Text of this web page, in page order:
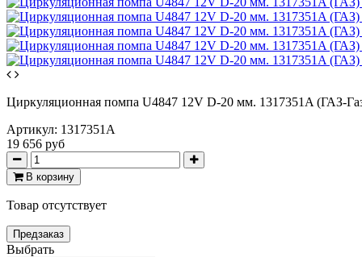
Циркуляционная помпа U4847 12V D-20 мм. 1317351A (ГАЗ-
Артикул: 1317351A
19 656 руб
В корзину
Товар отсутствует
Предзаказ
Выбрать